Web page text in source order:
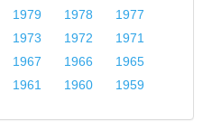
1979 1978
1977
1973 1972
1971
1967 1966
1965
1961 1960 1959